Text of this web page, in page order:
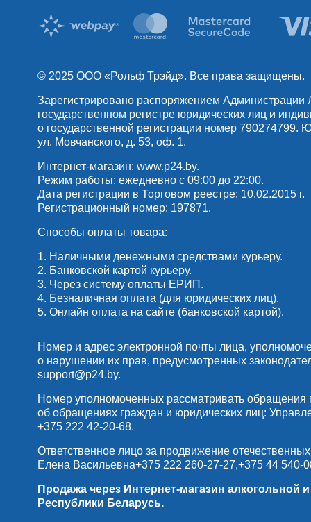
© 2025 OOO «Рольф Трэйд». Все права защищены.
Зарегистрировано распоряжением Администрации
государственном регистре юридических лиц и
о государственной регистрации номер 790274799.
ул. Мовчанского, д. 53, оф. 1.
Интернет-магазин: www.p24.by.
Режим работы: ежедневно с 09:00 до 22:00.
Дата регистрации в Торговом реестре: 10.02.2015 г.
Регистрационный номер: 197871.
Способы оплаты товара:
1. Наличными денежными средствами курьеру.
2. Банковской картой курьеру.
3. Через систему оплаты ЕРИП.
4. Безналичная оплата (для юридических лиц).
5. Онлайн оплата на сайте (банковской картой).
Номер и адрес электронной почты лица,
о нарушении их прав, предусмотренных
support@p24.by.
Номер уполномоченных рассматривать обращения
об обращениях граждан и юридических лиц:
+375 222 42-20-68.
Ответственное лицо за продвижение
Елена Васильевна+375 222 260-27-27,+375 44 540-
Продажа через Интернет-магазин алкогольной
Республики Беларусь.